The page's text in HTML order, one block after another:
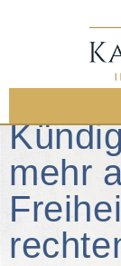
mehr